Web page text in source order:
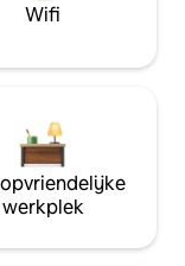
Wifi
werkplek